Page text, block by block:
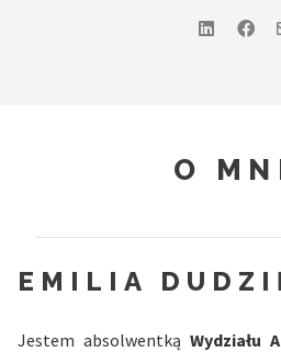
O
EMILIA
Jestem absolwentką Wydziału